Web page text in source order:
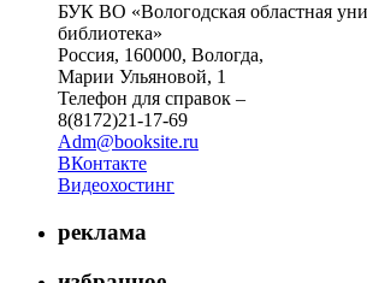
БУК ВО «Вологодская областная
библиотека»
Россия, 160000, Вологда,
Марии Ульяновой, 1
Телефон для справок –
8(8172)21-17-69
Adm@booksite.ru
ВКонтакте
Видеохостинг
реклама